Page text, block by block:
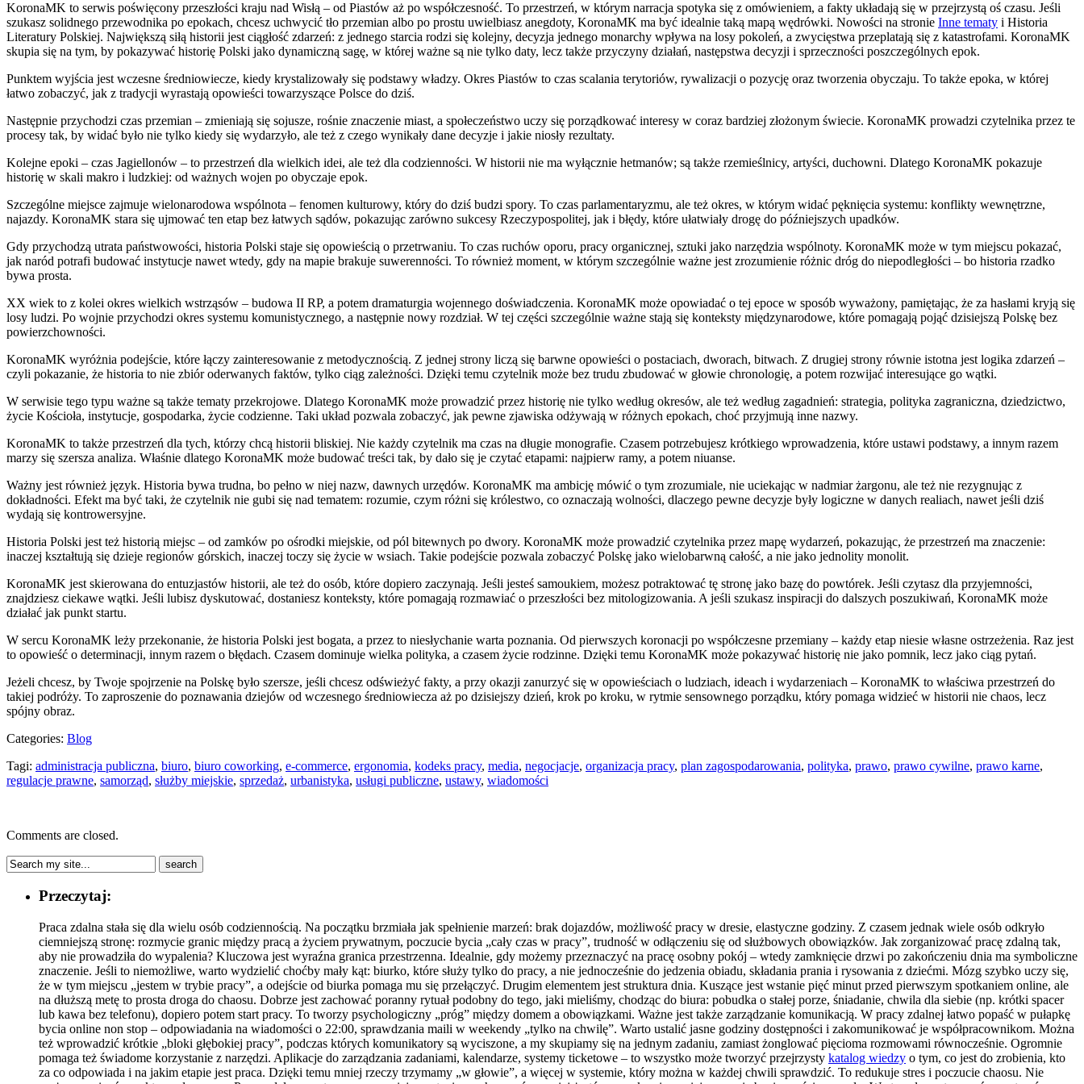
KoronaMK to serwis poświęcony przeszłości kraju nad Wisłą – od Piastów aż po współczesność. To przestrzeń, w którym narracja spotyka się z omówieniem, a fakty układają się w przejrzystą oś czasu. Jeśli
szukasz solidnego przewodnika po epokach, chcesz uchwycić tło przemian albo po prostu uwielbiasz anegdoty, KoronaMK ma być idealnie taką mapą wędrówki. Nowości na stronie Inne tematy i Historia
Literatury Polskiej. Największą siłą historii jest ciągłość zdarzeń: z jednego starcia rodzi się kolejny, decyzja jednego monarchy wpływa na losy pokoleń, a zwycięstwa przeplatają się z katastrofami. KoronaMK
skupia się na tym, by pokazywać historię Polski jako dynamiczną sagę, w której ważne są nie tylko daty, lecz także przyczyny działań, następstwa decyzji i sprzeczności poszczególnych epok.
Punktem wyjścia jest wczesne średniowiecze, kiedy krystalizowały się podstawy władzy. Okres Piastów to czas scalania terytoriów, rywalizacji o pozycję oraz tworzenia obyczaju. To także epoka, w której
łatwo zobaczyć, jak z tradycji wyrastają opowieści towarzyszące Polsce do dziś.
Następnie przychodzi czas przemian – zmieniają się sojusze, rośnie znaczenie miast, a społeczeństwo uczy się porządkować interesy w coraz bardziej złożonym świecie. KoronaMK prowadzi czytelnika przez te
procesy tak, by widać było nie tylko kiedy się wydarzyło, ale też z czego wynikały dane decyzje i jakie niosły rezultaty.
Kolejne epoki – czas Jagiellonów – to przestrzeń dla wielkich idei, ale też dla codzienności. W historii nie ma wyłącznie hetmanów; są także rzemieślnicy, artyści, duchowni. Dlatego KoronaMK pokazuje
historię w skali makro i ludzkiej: od ważnych wojen po obyczaje epok.
Szczególne miejsce zajmuje wielonarodowa wspólnota – fenomen kulturowy, który do dziś budzi spory. To czas parlamentaryzmu, ale też okres, w którym widać pęknięcia systemu: konflikty wewnętrzne,
najazdy. KoronaMK stara się ujmować ten etap bez łatwych sądów, pokazując zarówno sukcesy Rzeczypospolitej, jak i błędy, które ułatwiały drogę do późniejszych upadków.
Gdy przychodzą utrata państwowości, historia Polski staje się opowieścią o przetrwaniu. To czas ruchów oporu, pracy organicznej, sztuki jako narzędzia wspólnoty. KoronaMK może w tym miejscu pokazać,
jak naród potrafi budować instytucje nawet wtedy, gdy na mapie brakuje suwerenności. To również moment, w którym szczególnie ważne jest zrozumienie różnic dróg do niepodległości – bo historia rzadko
bywa prosta.
XX wiek to z kolei okres wielkich wstrząsów – budowa II RP, a potem dramaturgia wojennego doświadczenia. KoronaMK może opowiadać o tej epoce w sposób wyważony, pamiętając, że za hasłami kryją się
losy ludzi. Po wojnie przychodzi okres systemu komunistycznego, a następnie nowy rozdział. W tej części szczególnie ważne stają się konteksty międzynarodowe, które pomagają pojąć dzisiejszą Polskę bez
powierzchowności.
KoronaMK wyróżnia podejście, które łączy zainteresowanie z metodycznością. Z jednej strony liczą się barwne opowieści o postaciach, dworach, bitwach. Z drugiej strony równie istotna jest logika zdarzeń –
czyli pokazanie, że historia to nie zbiór oderwanych faktów, tylko ciąg zależności. Dzięki temu czytelnik może bez trudu zbudować w głowie chronologię, a potem rozwijać interesujące go wątki.
W serwisie tego typu ważne są także tematy przekrojowe. Dlatego KoronaMK może prowadzić przez historię nie tylko według okresów, ale też według zagadnień: strategia, polityka zagraniczna, dziedzictwo,
życie Kościoła, instytucje, gospodarka, życie codzienne. Taki układ pozwala zobaczyć, jak pewne zjawiska odżywają w różnych epokach, choć przyjmują inne nazwy.
KoronaMK to także przestrzeń dla tych, którzy chcą historii bliskiej. Nie każdy czytelnik ma czas na długie monografie. Czasem potrzebujesz krótkiego wprowadzenia, które ustawi podstawy, a innym razem
marzy się szersza analiza. Właśnie dlatego KoronaMK może budować treści tak, by dało się je czytać etapami: najpierw ramy, a potem niuanse.
Ważny jest również język. Historia bywa trudna, bo pełno w niej nazw, dawnych urzędów. KoronaMK ma ambicję mówić o tym zrozumiale, nie uciekając w nadmiar żargonu, ale też nie rezygnując z
dokładności. Efekt ma być taki, że czytelnik nie gubi się nad tematem: rozumie, czym różni się królestwo, co oznaczają wolności, dlaczego pewne decyzje były logiczne w danych realiach, nawet jeśli dziś
wydają się kontrowersyjne.
Historia Polski jest też historią miejsc – od zamków po ośrodki miejskie, od pól bitewnych po dwory. KoronaMK może prowadzić czytelnika przez mapę wydarzeń, pokazując, że przestrzeń ma znaczenie:
inaczej kształtują się dzieje regionów górskich, inaczej toczy się życie w wsiach. Takie podejście pozwala zobaczyć Polskę jako wielobarwną całość, a nie jako jednolity monolit.
KoronaMK jest skierowana do entuzjastów historii, ale też do osób, które dopiero zaczynają. Jeśli jesteś samoukiem, możesz potraktować tę stronę jako bazę do powtórek. Jeśli czytasz dla przyjemności,
znajdziesz ciekawe wątki. Jeśli lubisz dyskutować, dostaniesz konteksty, które pomagają rozmawiać o przeszłości bez mitologizowania. A jeśli szukasz inspiracji do dalszych poszukiwań, KoronaMK może
działać jak punkt startu.
W sercu KoronaMK leży przekonanie, że historia Polski jest bogata, a przez to niesłychanie warta poznania. Od pierwszych koronacji po współczesne przemiany – każdy etap niesie własne ostrzeżenia. Raz jest
to opowieść o determinacji, innym razem o błędach. Czasem dominuje wielka polityka, a czasem życie rodzinne. Dzięki temu KoronaMK może pokazywać historię nie jako pomnik, lecz jako ciąg pytań.
Jeżeli chcesz, by Twoje spojrzenie na Polskę było szersze, jeśli chcesz odświeżyć fakty, a przy okazji zanurzyć się w opowieściach o ludziach, ideach i wydarzeniach – KoronaMK to właściwa przestrzeń do
takiej podróży. To zaproszenie do poznawania dziejów od wczesnego średniowiecza aż po dzisiejszy dzień, krok po kroku, w rytmie sensownego porządku, który pomaga widzieć w historii nie chaos, lecz
spójny obraz.
Categories: Blog
Tagi: administracja publiczna, biuro, biuro coworking, e-commerce, ergonomia, kodeks pracy, media, negocjacje, organizacja pracy, plan zagospodarowania, polityka, prawo, prawo cywilne, prawo karne,
regulacje prawne, samorząd, służby miejskie, sprzedaż, urbanistyka, usługi publiczne, ustawy, wiadomości
Comments are closed.
Przeczytaj:
Praca zdalna stała się dla wielu osób codziennością. Na początku brzmiała jak spełnienie marzeń: brak dojazdów, możliwość pracy w dresie, elastyczne godziny. Z czasem jednak wiele osób odkryło
ciemniejszą stronę: rozmycie granic między pracą a życiem prywatnym, poczucie bycia „cały czas w pracy”, trudność w odłączeniu się od służbowych obowiązków. Jak zorganizować pracę zdalną tak,
aby nie prowadziła do wypalenia? Kluczowa jest wyraźna granica przestrzenna. Idealnie, gdy możemy przeznaczyć na pracę osobny pokój – wtedy zamknięcie drzwi po zakończeniu dnia ma symboliczne
znaczenie. Jeśli to niemożliwe, warto wydzielić choćby mały kąt: biurko, które służy tylko do pracy, a nie jednocześnie do jedzenia obiadu, składania prania i rysowania z dziećmi. Mózg szybko uczy się,
że w tym miejscu „jestem w trybie pracy”, a odejście od biurka pomaga mu się przełączyć. Drugim elementem jest struktura dnia. Kuszące jest wstanie pięć minut przed pierwszym spotkaniem online, ale
na dłuższą metę to prosta droga do chaosu. Dobrze jest zachować poranny rytuał podobny do tego, jaki mieliśmy, chodząc do biura: pobudka o stałej porze, śniadanie, chwila dla siebie (np. krótki spacer
lub kawa bez telefonu), dopiero potem start pracy. To tworzy psychologiczny „próg” między domem a obowiązkami. Ważne jest także zarządzanie komunikacją. W pracy zdalnej łatwo popaść w pułapkę
bycia online non stop – odpowiadania na wiadomości o 22:00, sprawdzania maili w weekendy „tylko na chwilę”. Warto ustalić jasne godziny dostępności i zakomunikować je współpracownikom. Można
też wprowadzić krótkie „bloki głębokiej pracy”, podczas których komunikatory są wyciszone, a my skupiamy się na jednym zadaniu, zamiast żonglować pięcioma rozmowami równocześnie. Ogromnie
pomaga też świadome korzystanie z narzędzi. Aplikacje do zarządzania zadaniami, kalendarze, systemy ticketowe – to wszystko może tworzyć przejrzysty katalog wiedzy o tym, co jest do zrobienia, kto
za co odpowiada i na jakim etapie jest praca. Dzięki temu mniej rzeczy trzymamy „w głowie”, a więcej w systemie, który można w każdej chwili sprawdzić. To redukuje stres i poczucie chaosu. Nie